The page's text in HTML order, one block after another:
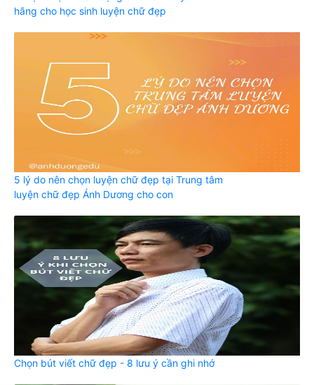
hãng cho học sinh luyện chữ đẹp
5 lý do nên chọn luyện chữ đẹp tại Trung tâm
luyện chữ đẹp Ánh Dương cho con
Chọn bút viết chữ đẹp - 8 lưu ý cần ghi nhớ